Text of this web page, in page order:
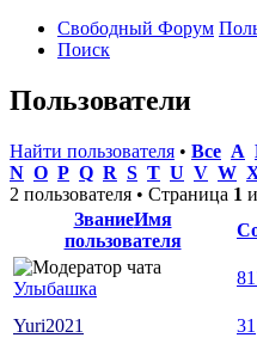
Свободный Форум
Поиск
Пользователи
Найти пользователя • Все A
N O P Q R S T U V W
2 пользователя • Страница 1
ЗваниеИмя
пользователя
Улыбашка
Yuri2021
31